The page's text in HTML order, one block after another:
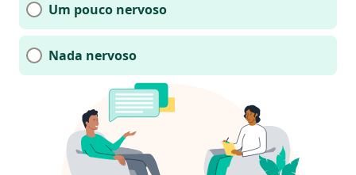
Um pouco nervoso
Nada nervoso